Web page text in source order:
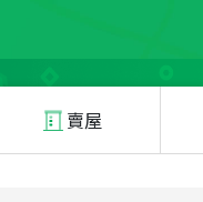
賣屋